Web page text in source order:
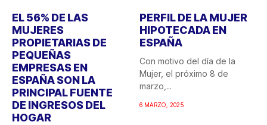
EL 56% DE LAS
MUJERES
PROPIETARIAS DE
PEQUEÑAS
EMPRESAS EN
ESPAÑA SON LA
PRINCIPAL FUENTE
DE INGRESOS DEL
HOGAR
PERFIL DE LA MUJER
HIPOTECADA EN
ESPAÑA
Con motivo del día de la
Mujer, el próximo 8 de
marzo,...
6 MARZO, 2025